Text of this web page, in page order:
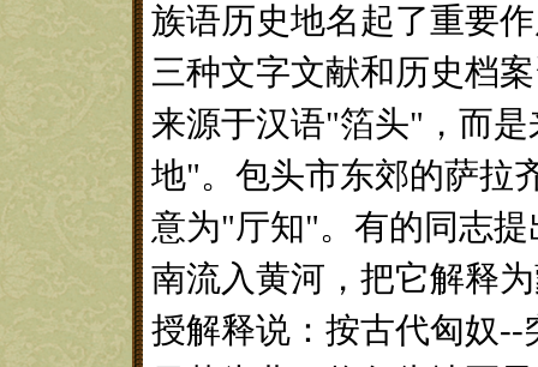
族语历史地名起了重要
三种文字文献和历史档
来源于汉语"箔头"，而
地"。包头市东郊的萨拉
意为"厅知"。有的同志
南流入黄河，把它解释
授解释说：按古代匈奴